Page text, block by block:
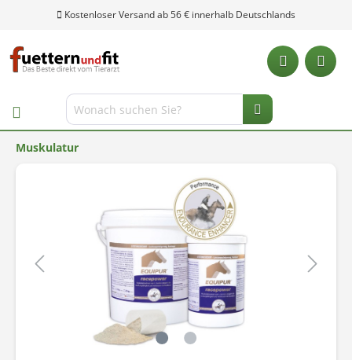
Kostenloser Versand ab 56 € innerhalb Deutschlands
Muskulatur